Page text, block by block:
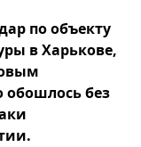
по объекту
в Харькове,
без